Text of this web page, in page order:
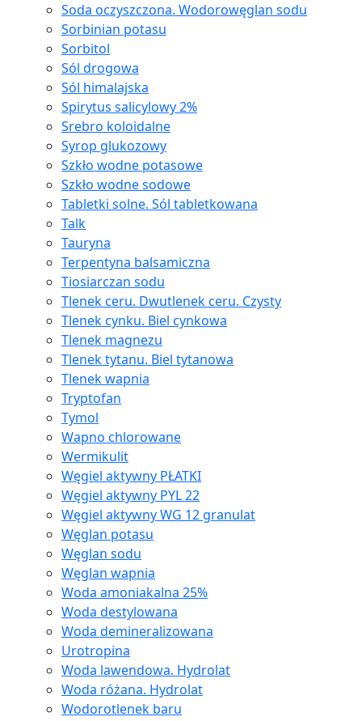
Soda oczyszczona. Wodorowęglan sodu
Sorbinian potasu
Sorbitol
Sól drogowa
Sól himalajska
Spirytus salicylowy 2%
Srebro koloidalne
Syrop glukozowy
Szkło wodne potasowe
Szkło wodne sodowe
Tabletki solne. Sól tabletkowana
Talk
Tauryna
Terpentyna balsamiczna
Tiosiarczan sodu
Tlenek ceru. Dwutlenek ceru. Czysty
Tlenek cynku. Biel cynkowa
Tlenek magnezu
Tlenek tytanu. Biel tytanowa
Tlenek wapnia
Tryptofan
Tymol
Wapno chlorowane
Wermikulit
Węgiel aktywny PŁATKI
Węgiel aktywny PYL 22
Węgiel aktywny WG 12 granulat
Węglan potasu
Węglan sodu
Węglan wapnia
Woda amoniakalna 25%
Woda destylowana
Woda demineralizowana
Urotropina
Woda lawendowa. Hydrolat
Woda różana. Hydrolat
Wodorotlenek baru